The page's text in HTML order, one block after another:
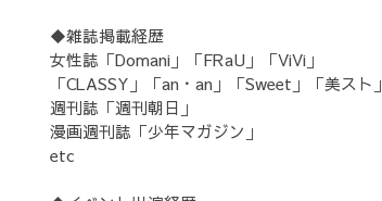
◆雑誌掲載経歴
女性誌「Domani」「FRaU」「ViVi」
「CLASSY」「an・an」「Sweet」「美スト」
週刊誌「週刊朝日」
漫画週刊誌「少年マガジン」
etc